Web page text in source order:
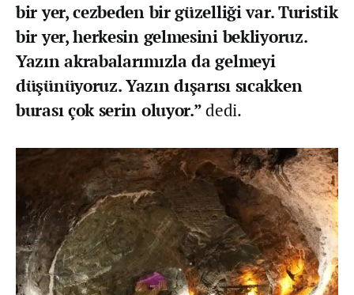
bir yer, cezbeden bir güzelliği var. Turistik
bir yer, herkesin gelmesini bekliyoruz.
Yazın akrabalarımızla da gelmeyi
düşünüyoruz. Yazın dışarısı sıcakken
burası çok serin oluyor.”dedi.